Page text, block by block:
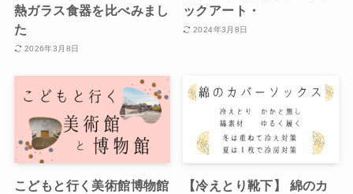
熱ガラス食器を比べみまし
た
2026年3月8日
ックアート・
2024年3月8日
こどもと行く美術館博物館
【冷えとり靴下】 綿のカ